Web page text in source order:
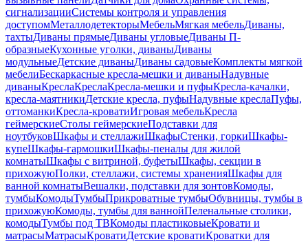
сигнализацииСистемы контроля и управления
доступомМеталлодетекторыМебельМягкая мебельДиваны,
тахтыДиваны прямыеДиваны угловыеДиваны П-
образныеКухонные уголки, диваныДиваны
модульныеДетские диваныДиваны садовыеКомплекты мягкой
мебелиБескаркасные кресла-мешки и диваныНадувные
диваныКреслаКреслаКресла-мешки и пуфыКресла-качалки,
кресла-маятникиДетские кресла, пуфыНадувные креслаПуфы,
оттоманкиКресла-кроватиИгровая мебельКресла
геймерскиеСтолы геймерскиеПодставки для
ноутбуковШкафы и стеллажиШкафыСтенки, горкиШкафы-
купеШкафы-гармошкиШкафы-пеналы для жилой
комнатыШкафы с витриной, буфетыШкафы, секции в
прихожуюПолки, стеллажи, системы храненияШкафы для
ванной комнатыВешалки, подставки для зонтовКомоды,
тумбыКомодыТумбыПрикроватные тумбыОбувницы, тумбы в
прихожуюКомоды, тумбы для ваннойПеленальные столики,
комодыТумбы под ТВКомоды пластиковыеКровати и
матрасыМатрасыКроватиДетские кроватиКроватки для